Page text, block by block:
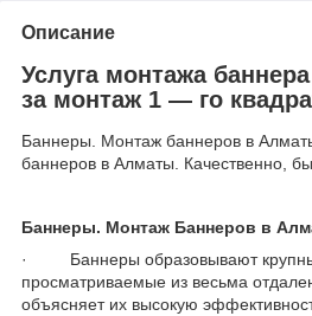
Описание
Услуга монтажа
за монтаж 1 ― го
Баннеры. Монтаж баннеров в
баннеров в Алматы. Качественно,
Баннеры. Монтаж Баннеров в
· Баннеры образовывают
просматриваемые из весьма
объясняет их высокую